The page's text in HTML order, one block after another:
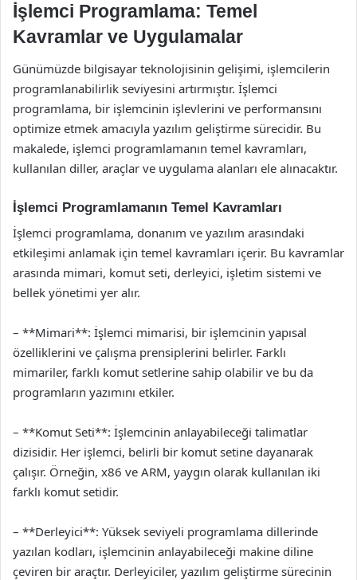
İşlemci Programlama: Temel
Kavramlar ve Uygulamalar
Günümüzde bilgisayar teknolojisinin gelişimi, işlemcilerin
programlanabilirlik seviyesini artırmıştır. İşlemci
programlama, bir işlemcinin işlevlerini ve performansını
optimize etmek amacıyla yazılım geliştirme sürecidir. Bu
makalede, işlemci programlamanın temel kavramları,
kullanılan diller, araçlar ve uygulama alanları ele alınacaktır.
İşlemci Programlamanın Temel Kavramları
İşlemci programlama, donanım ve yazılım arasındaki
etkileşimi anlamak için temel kavramları içerir. Bu kavramlar
arasında mimari, komut seti, derleyici, işletim sistemi ve
bellek yönetimi yer alır.
– **Mimari**: İşlemci mimarisi, bir işlemcinin yapısal
özelliklerini ve çalışma prensiplerini belirler. Farklı
mimariler, farklı komut setlerine sahip olabilir ve bu da
programların yazımını etkiler.
– **Komut Seti**: İşlemcinin anlayabileceği talimatlar
dizisidir. Her işlemci, belirli bir komut setine dayanarak
çalışır. Örneğin, x86 ve ARM, yaygın olarak kullanılan iki
farklı komut setidir.
– **Derleyici**: Yüksek seviyeli programlama dillerinde
yazılan kodları, işlemcinin anlayabileceği makine diline
çeviren bir araçtır. Derleyiciler, yazılım geliştirme sürecinin